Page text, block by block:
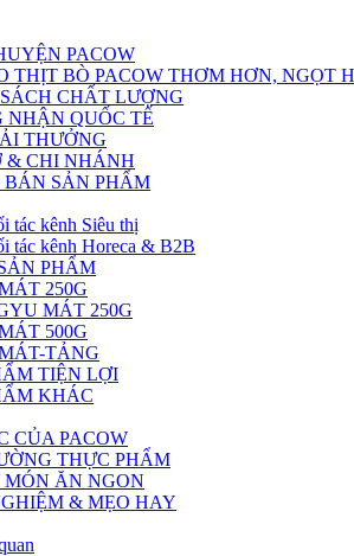
PACOW
THỊT BÒ PACOW THƠM HƠN, NGỌT
CHẤT LƯỢNG
NHẬN QUỐC TẾ
THƯỞNG
& CHI NHÁNH
BÁN SẢN PHẨM
tác kênh Siêu thị
tác kênh Horeca & B2B
PHẨM
250G
MÁT 250G
500G
TẢNG
TIỆN LỢI
KHÁC
CỦA PACOW
THỰC PHẨM
MÓN ĂN NGON
& MẸO HAY